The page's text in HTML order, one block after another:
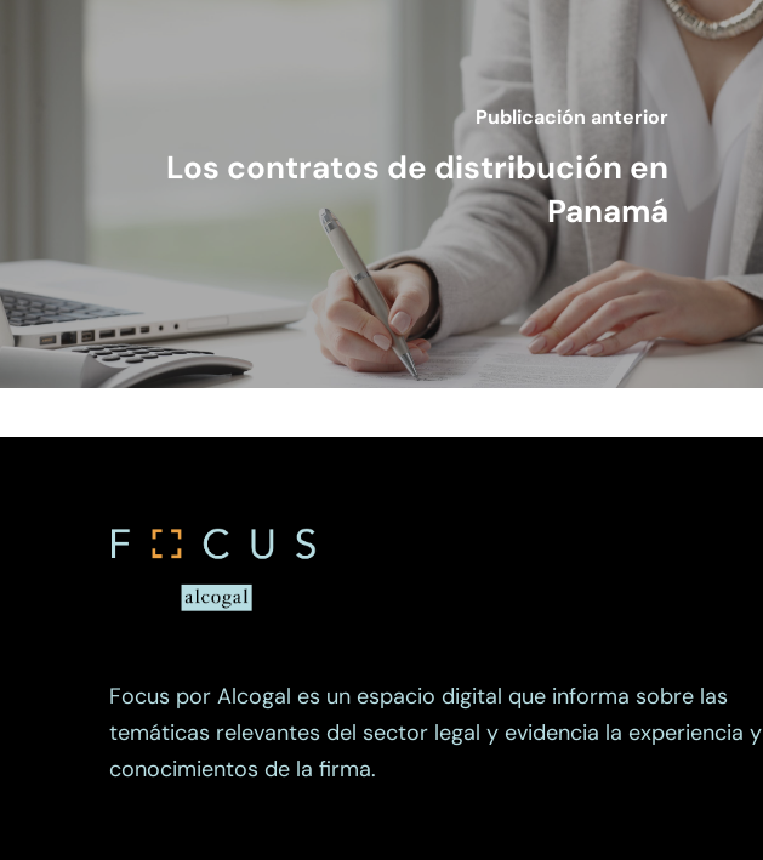
Publicación anterior
Los contratos de distribución en
Panamá
Focus por Alcogal es un espacio digital que informa sobre las
temáticas relevantes del sector legal y evidencia la experiencia y
conocimientos de la firma.